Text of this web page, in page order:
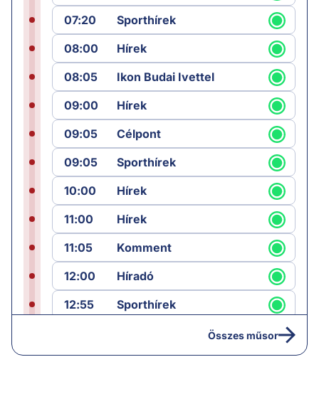
07:20
Sporthírek
08:00
Hírek
08:05
Ikon Budai Ivettel
09:00
Hírek
09:05
Célpont
09:05
Sporthírek
10:00
Hírek
11:00
Hírek
11:05
Komment
12:00
Híradó
12:55
Sporthírek
Összes műsor